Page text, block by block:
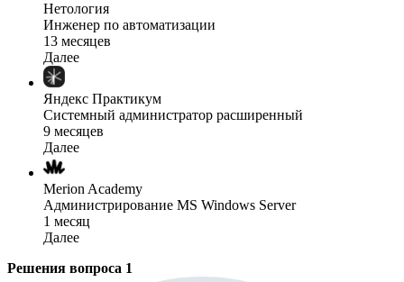
Нетология
Инженер по автоматизации
13 месяцев
Далее
Яндекс Практикум
Системный администратор расширенный
9 месяцев
Далее
Merion Academy
Администрирование MS Windows Server
1 месяц
Далее
Решения вопроса 1